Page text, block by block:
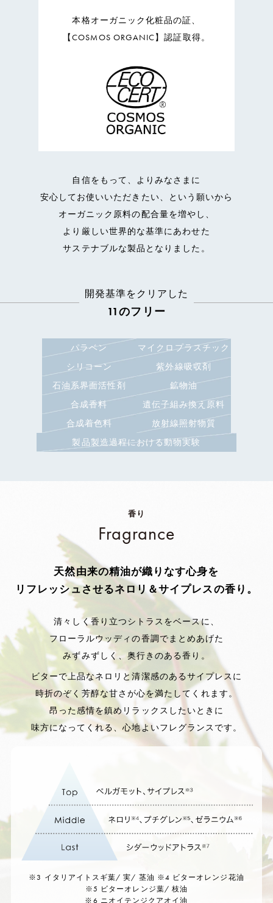
本格オーガニック化粧品の証、
【COSMOS ORGANIC】認証取得。
自信をもって、よりみなさまに
安心してお使いいただきたい、という願いから
オーガニック原料の配合量を増やし、
より厳しい世界的な基準にあわせた
サステナブルな製品となりました。
開発基準をクリアした
11のフリー
パラベン
マイクロプラスチック
シリコーン
紫外線吸収剤
石油系界面活性剤
鉱物油
合成香料
遺伝子組み換え原料
合成着色料
放射線照射物質
製品製造過程における動物実験
香り
Fragrance
天然由来の精油が織りなす心身を
リフレッシュさせるネロリ＆サイプレスの香り。
清々しく香り立つシトラスをベースに、
フローラルウッディの香調でまとめあげた
みずみずしく、奥行きのある香り。
ビターで上品なネロリと清潔感のあるサイプレスに
時折のぞく芳醇な甘さが心を満たしてくれます。
昂った感情を鎮めリラックスしたいときに
味方になってくれる、心地よいフレグランスです。
※3 イタリアイトスギ葉/ 実/ 茎油 ※4 ビターオレンジ花油
※5 ビターオレンジ葉/ 枝油
※6 ニオイテンジクアオイ油